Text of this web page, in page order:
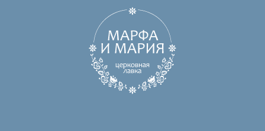
НАША ЛАВКА В МАКС И ТЕЛЕГРАМ
С 10 ДО 19 | ПН-ВС
ЧАСЫ РАБОТЫ